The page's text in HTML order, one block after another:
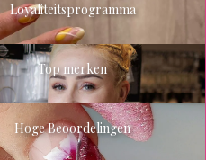
Loyaliteitsprogramma
Top merken
Hoge Beoordelingen